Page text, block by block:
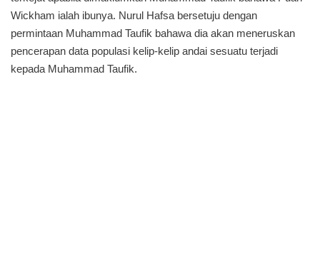
Wickham ialah ibunya. Nurul Hafsa bersetuju dengan
permintaan Muhammad Taufik bahawa dia akan meneruskan
pencerapan data populasi kelip-kelip andai sesuatu terjadi
kepada Muhammad Taufik.